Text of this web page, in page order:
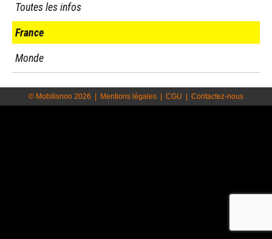
Toutes les infos
France
Monde
© Mobilisnoo 2026 Mentions légales CGU Contactez-nous